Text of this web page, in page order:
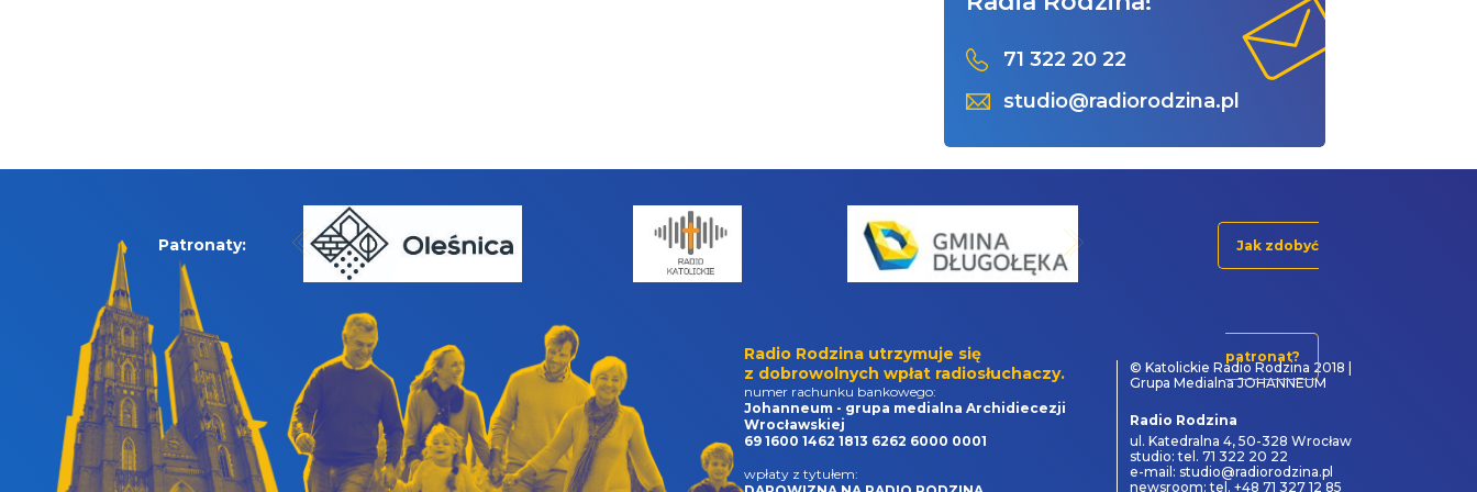
71 322 20 22
studio@radiorodzina.pl
Patronaty: Jak zdobyć
patronat?
Radio Rodzina utrzymuje się
z dobrowolnych wpłat radiosłuchaczy.
numer rachunku bankowego:
Johanneum - grupa medialna Archidiecezji
Wrocławskiej
69 1600 1462 1813 6262 6000 0001
wpłaty z tytułem:
© Katolickie Radio Rodzina 2018 |
Grupa Medialna JOHANNEUM
Radio Rodzina
ul. Katedralna 4, 50-328 Wrocław
studio: tel. 71 322 20 22
e-mail: studio@radiorodzina.pl
newsroom: tel. +48 71 327 12 85